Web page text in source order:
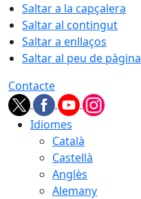
Saltar a la capçalera
Saltar al contingut
Saltar a enllaços
Saltar al peu de pàgina
Contacte
Idiomes
Català
Castellà
Anglès
Alemany